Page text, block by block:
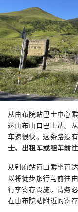
从由布院站巴士中心
达由布山口巴士站。
车速很快。这条路没
士、出租车或租车前往
从别府站西口乘坐直
以将徒步旅行与前往
行李寄存设施。请务
在由布院站附近的寄存